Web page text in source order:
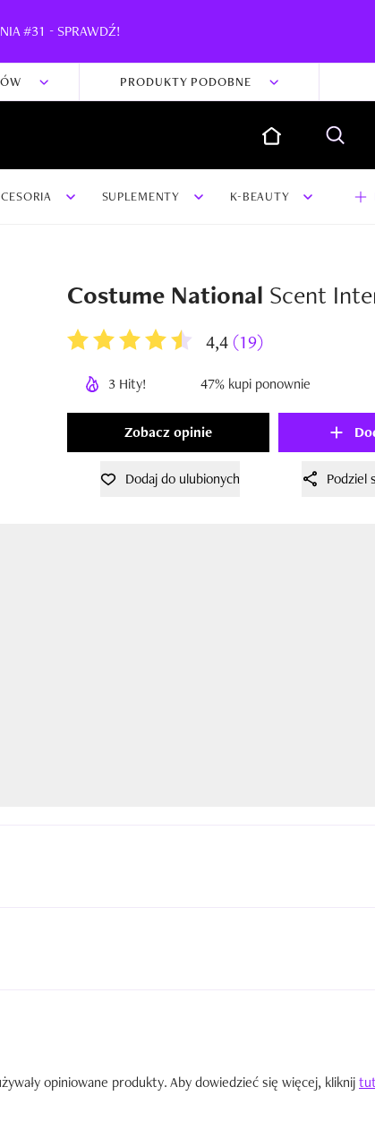
#31 - SPRAWDŹ!
PRODUKTY PODOBNE
SUPLEMENTY K-BEAUTY
dodaj swoją opinię i zdjęcia
Costume National Scent
4,4(19)
3 Hity! 47% kupi ponownie
Zobacz opinie
Dodaj do ulubionych Podziel
opiniowane produkty. Aby dowiedzieć się więcej, kliknij